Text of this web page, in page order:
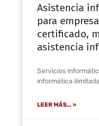
Asistencia
para
certificado,
asistencia
Servicios
informática
LEER MÁS... »